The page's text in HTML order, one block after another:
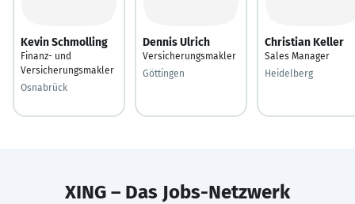
Kevin Schmolling
Finanz- und
Versicherungsmakler
Osnabrück
Dennis Ulrich
Versicherungsmakler
Göttingen
Christian Keller
Sales Manager
Heidelberg
XING – Das Jobs-Netzwerk